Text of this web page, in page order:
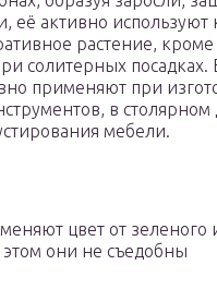
её активно используют
растение, кроме
солитерных посадках.
применяют при
в столярном
мебели.
цвет от зеленого
они не съедобны